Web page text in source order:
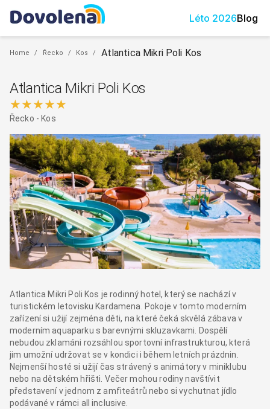
Léto 2026Blog
Home / Řecko / Kos / Atlantica Mikri Poli Kos
Atlantica Mikri Poli Kos
★★★★★
Řecko - Kos
Atlantica Mikri Poli Kos je rodinný hotel, který se nachází v
turistickém letovisku Kardamena. Pokoje v tomto moderním
zařízení si užijí zejména děti, na které čeká skvělá zábava v
moderním aquaparku s barevnými skluzavkami. Dospělí
nebudou zklamáni rozsáhlou sportovní infrastrukturou, která
jim umožní udržovat se v kondici i během letních prázdnin.
Nejmenší hosté si užijí čas strávený s animátory v miniklubu
nebo na dětském hřišti. Večer mohou rodiny navštívit
představení v jednom z amfiteátrů nebo si vychutnat jídlo
podávané v rámci all inclusive.